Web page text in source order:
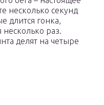
несколько секунд
длится гонка,
раз.
делят на четыре